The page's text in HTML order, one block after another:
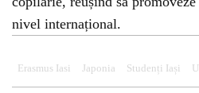
nivel internațional.
Erasmus Iasi Japonia Studenți Iași